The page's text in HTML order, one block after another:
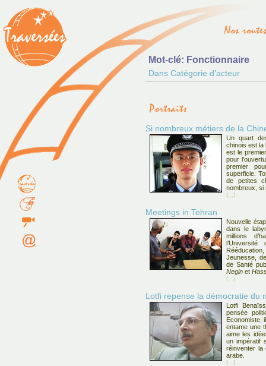
Mot-clé: Fonctionnaire
Dans Catégorie d’acteur
Si nombreux métiers de la
Un quart
chinois est la
est le
pour
premier
superficie.
de petites
nombreux, si
(...)
Meetings in Tehran
Nouvelle
dans le
millions
Jeunesse,
de Santé
Negin et
(...)
Lotfi repense la démocratie du
Lotfi
pensée
Economiste,
entame une
aime les
un impératif
réinventer la
arabe.
(...)